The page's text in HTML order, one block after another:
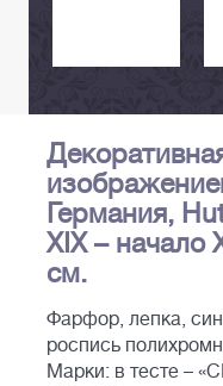
Германия,
XIX – начало
см.
Фарфор, лепка,
роспись
Марки: в тесте –